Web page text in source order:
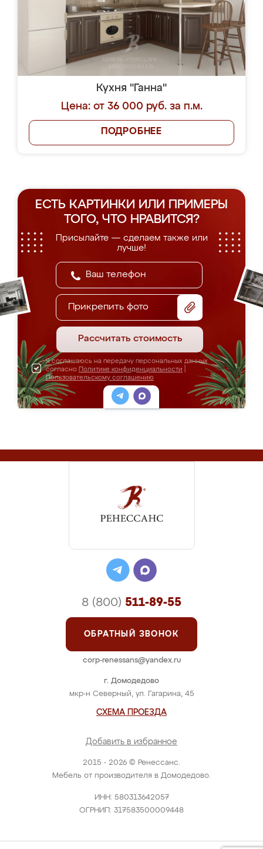
Кухня "Ганна"
Цена: от 36 000 руб. за п.м.
ПОДРОБНЕЕ
ЕСТЬ КАРТИНКИ ИЛИ ПРИМЕРЫ
ТОГО, ЧТО НРАВИТСЯ?
Присылайте — сделаем также или
лучше!
Прикрепить фото
Рассчитать стоимость
Я соглашаюсь на передачу персональных данных
согласно Политике конфиденциальности
Пользовательскому соглашению
2015 - 2026 © Ренессанс.
Мебель от производителя в Домодедово.
ИНН: 580313642057
ОГРНИП: 317583500009448
г. Домодедово
мкр-н Северный, ул. Гагарина, 45
СХЕМА ПРОЕЗДА
Добавить в избранное
8 (800) 511-89-55
ОБРАТНЫЙ ЗВОНОК
corp-renessans@yandex.ru